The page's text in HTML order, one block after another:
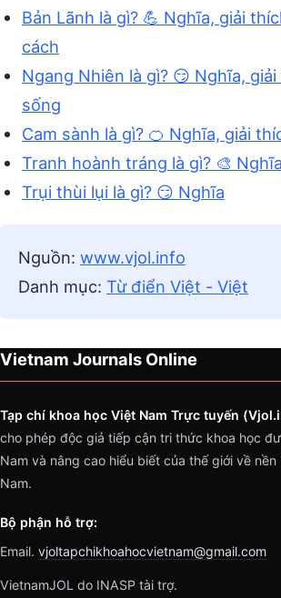
Bản Lãnh là gì? 💪 Nghĩa, giải
cách
Ngang Nhiên là gì? 😏 Nghĩa,
sống
Cam sành là gì? 🍊 Nghĩa, giải
Tranh hoành tráng là gì? 🎨 Nghĩa
Trụi thùi lụi là gì? 😏 Nghĩa
Nguồn: www.vjol.info
Danh mục: Từ điển Việt - Việt
Vietnam Journals Online
Tạp chí khoa học Việt Nam Trực tuyến
cho phép độc giả tiếp cận tri thức khoa học
Nam và nâng cao hiểu biết của thế giới về
Nam.
Bộ phận hỗ trợ:
Email. vjoltapchikhoahocvietnam@gmail.com
VietnamJOL do INASP tài trợ.